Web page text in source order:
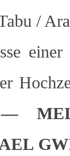
/